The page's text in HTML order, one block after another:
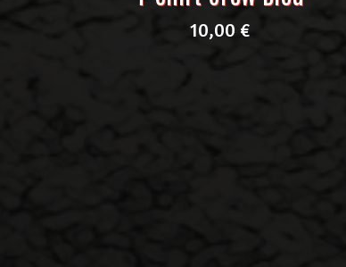
10,00 €